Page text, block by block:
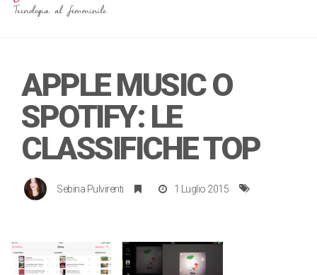
APPLE MUSIC O
SPOTIFY: LE
CLASSIFICHE TOP
Sebina Pulvirenti 1 Luglio 2015